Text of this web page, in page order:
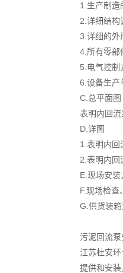
1.生产制造
2.详细结构
3.详细的外
4.所有零部
5.电气控制
6.设备生产
C.总平面图
表明内回
D.详图
1.表明内回
2.表明内回
E.现场安
F.现场检查
G.供货装
污泥回流
江苏杜安
提供和安